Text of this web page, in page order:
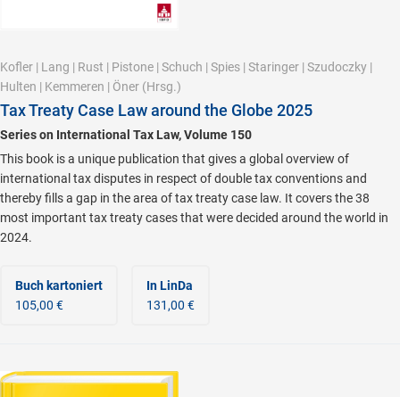
Kofler | Lang | Rust | Pistone | Schuch | Spies | Staringer | Szudoczky |
Hulten | Kemmeren | Öner (Hrsg.)
Tax Treaty Case Law around the Globe 2025
Series on International Tax Law, Volume 150
This book is a unique publication that gives a global overview of
international tax disputes in respect of double tax conventions and
thereby fills a gap in the area of tax treaty case law. It covers the 38
most important tax treaty cases that were decided around the world in
2024.
Buch kartoniert
105,00 €
In LinDa
131,00 €